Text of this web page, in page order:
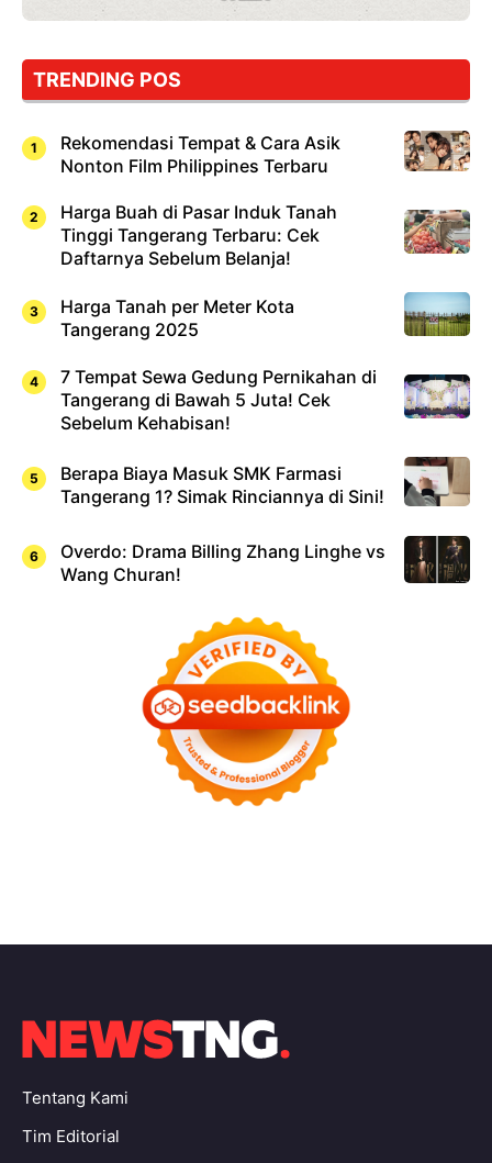
Dicoba,
Cuma
Sushi!
TRENDING POS
Rekomendasi Tempat & Cara Asik
Nonton Film Philippines Terbaru
Harga Buah di Pasar Induk Tanah
Tinggi Tangerang Terbaru: Cek
Daftarnya Sebelum Belanja!
Harga Tanah per Meter Kota
Tangerang 2025
7 Tempat Sewa Gedung Pernikahan di
Tangerang di Bawah 5 Juta! Cek
Sebelum Kehabisan!
Berapa Biaya Masuk SMK Farmasi
Tangerang 1? Simak Rinciannya di Sini!
Overdo: Drama Billing Zhang Linghe vs
Wang Churan!
Tentang Kami
Tim Editorial